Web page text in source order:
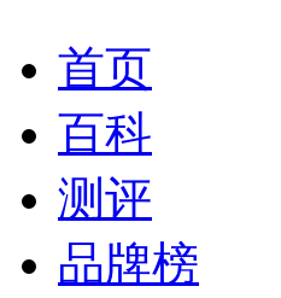
首页
百科
测评
品牌榜